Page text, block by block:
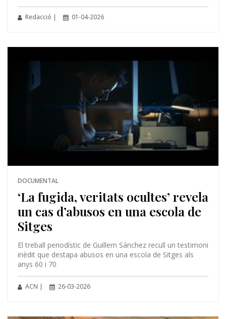
Redacció | 01-04-2026
DOCUMENTAL
‘La fugida, veritats ocultes’ revela
un cas d’abusos en una escola de
Sitges
El treball periodístic de Guillem Sánchez recull un testimoni
inèdit que destapa abusos en una escola de Sitges als
anys 60 i 70
ACN | 26-03-2026